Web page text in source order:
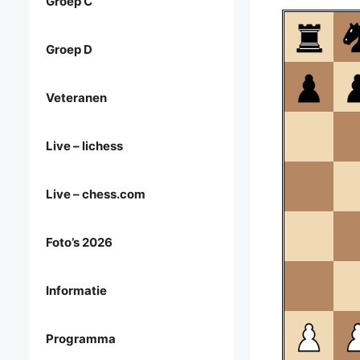
Groep D
Veteranen
Live – lichess
Live – chess.com
Foto’s 2026
Informatie
Programma